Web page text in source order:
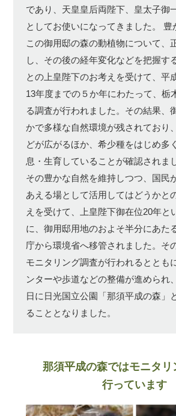
であり、天皇皇后両陛下、皇太子御
としてお使いになってきました。 豊
この御用邸の森の動植物について、
し、その後の経年変化などを把握す
との上皇陛下のお考えを受けて、平
13年度までの５か年にわたって、栃
る調査が行われました。その結果、
かで多様な自然環境が残されており
どが広がるほか、希少種をはじめ多
息・生育していることが確認されま
その豊かな自然を維持しつつ、国民
あえる場として活用してはどうかと
えを受けて、上皇陛下御在位20年と
に、御用邸用地のおよそ半分にあた
庁から環境省へ移管されました。そ
モニタリング調査が行われるととも
ンターや歩道などの整備が進められ
日に日光国立公園「那須平成の森」
ることとなりました。
那須平成の森ではモニタリ
行っています